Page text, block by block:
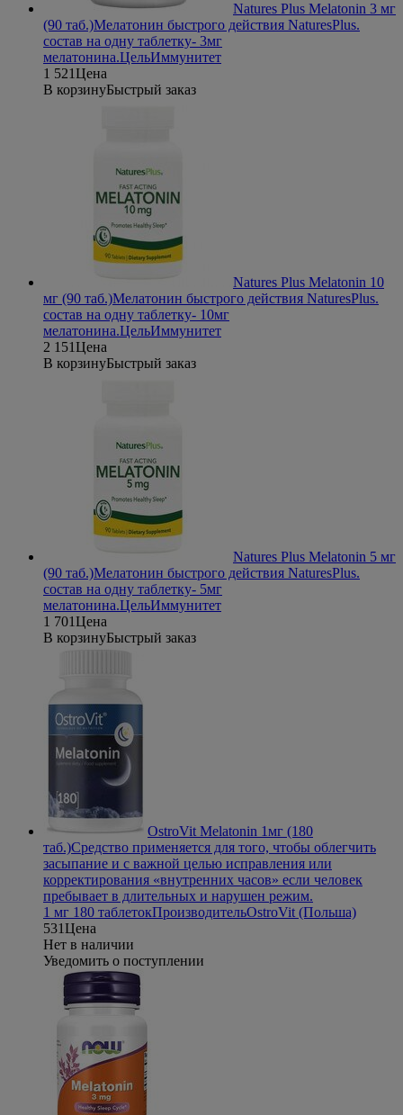
Natures Plus Melatonin 3 мг
(90 таб.)Мелатонин быстрого действия NaturesPlus.
состав на одну таблетку- 3мг
мелатонина.ЦельИммунитет
1 521Цена
В корзинуБыстрый заказ
Natures Plus Melatonin 10
мг (90 таб.)Мелатонин быстрого действия NaturesPlus.
состав на одну таблетку- 10мг
мелатонина.ЦельИммунитет
2 151Цена
В корзинуБыстрый заказ
Natures Plus Melatonin 5 мг
(90 таб.)Мелатонин быстрого действия NaturesPlus.
состав на одну таблетку- 5мг
мелатонина.ЦельИммунитет
1 701Цена
В корзинуБыстрый заказ
OstroVit Melatonin 1мг (180
таб.)Средство применяется для того, чтобы облегчить
засыпание и с важной целью исправления или
корректирования «внутренних часов» если человек
пребывает в длительных и нарушен режим.
1 мг 180 таблетокПроизводительOstroVit (Польша)
531Цена
Нет в наличии
Уведомить о поступлении